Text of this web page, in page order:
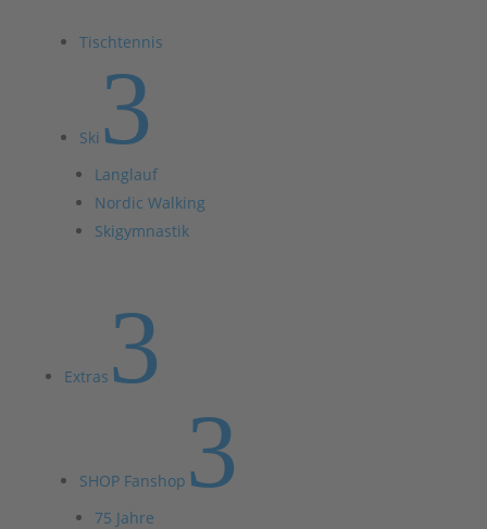
Tischtennis
Ski 3
Langlauf
Nordic Walking
Skigymnastik
Extras 3
SHOP Fanshop 3
75 Jahre